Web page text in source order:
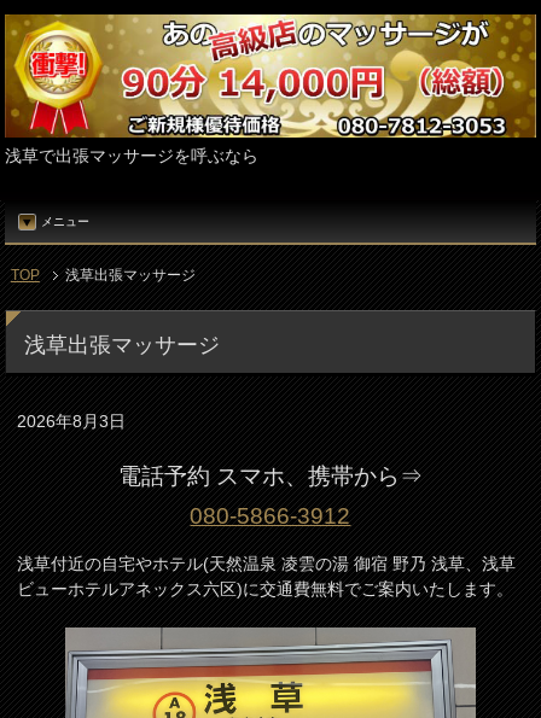
浅草で出張マッサージを呼ぶなら
メニュー
TOP 浅草出張マッサージ
浅草出張マッサージ
2026年8月3日
電話予約 スマホ、携帯から⇒
080-5866-3912
浅草付近の自宅やホテル(天然温泉 凌雲の湯 御宿 野乃 浅草、浅草
ビューホテルアネックス六区)に交通費無料でご案内いたします。